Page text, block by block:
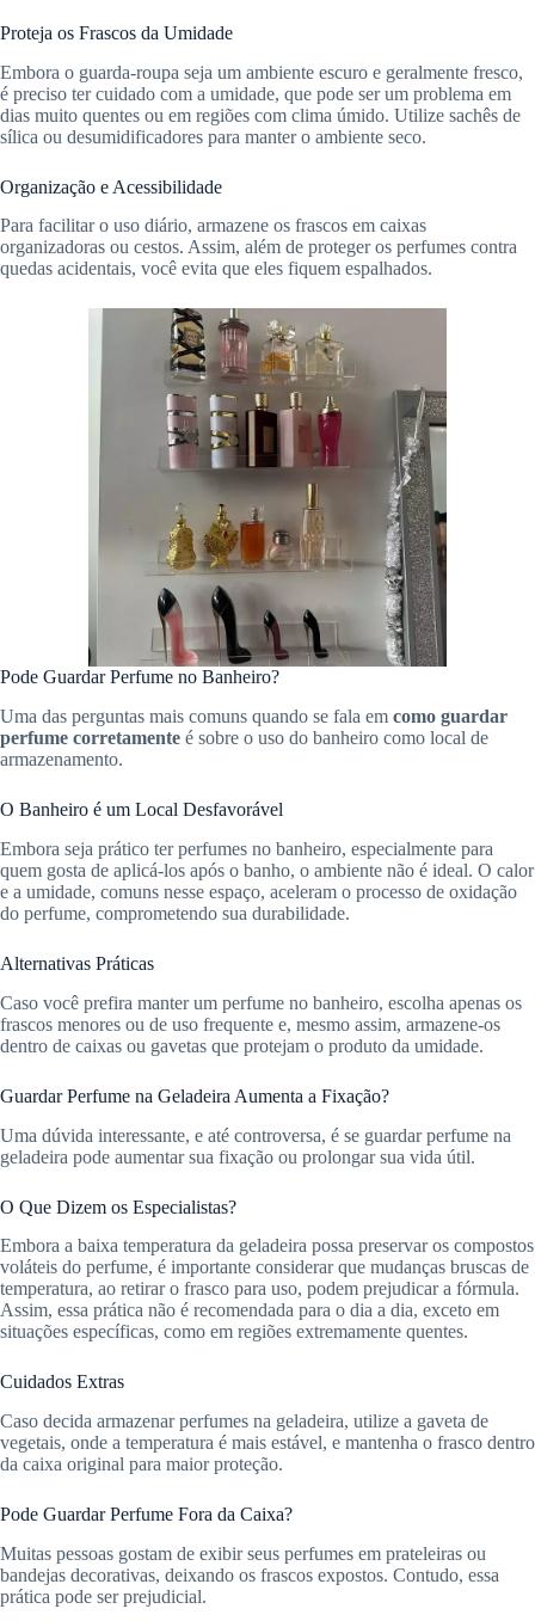
Proteja os Frascos da Umidade
Embora o guarda-roupa seja um ambiente escuro e geralmente fresco,
é preciso ter cuidado com a umidade, que pode ser um problema em
dias muito quentes ou em regiões com clima úmido. Utilize sachês de
sílica ou desumidificadores para manter o ambiente seco.
Organização e Acessibilidade
Para facilitar o uso diário, armazene os frascos em caixas
organizadoras ou cestos. Assim, além de proteger os perfumes contra
quedas acidentais, você evita que eles fiquem espalhados.
Pode Guardar Perfume no Banheiro?
Uma das perguntas mais comuns quando se fala em como guardar
perfume corretamente é sobre o uso do banheiro como local de
armazenamento.
O Banheiro é um Local Desfavorável
Embora seja prático ter perfumes no banheiro, especialmente para
quem gosta de aplicá-los após o banho, o ambiente não é ideal. O calor
e a umidade, comuns nesse espaço, aceleram o processo de oxidação
do perfume, comprometendo sua durabilidade.
Alternativas Práticas
Caso você prefira manter um perfume no banheiro, escolha apenas os
frascos menores ou de uso frequente e, mesmo assim, armazene-os
dentro de caixas ou gavetas que protejam o produto da umidade.
Guardar Perfume na Geladeira Aumenta a Fixação?
Uma dúvida interessante, e até controversa, é se guardar perfume na
geladeira pode aumentar sua fixação ou prolongar sua vida útil.
O Que Dizem os Especialistas?
Embora a baixa temperatura da geladeira possa preservar os compostos
voláteis do perfume, é importante considerar que mudanças bruscas de
temperatura, ao retirar o frasco para uso, podem prejudicar a fórmula.
Assim, essa prática não é recomendada para o dia a dia, exceto em
situações específicas, como em regiões extremamente quentes.
Cuidados Extras
Caso decida armazenar perfumes na geladeira, utilize a gaveta de
vegetais, onde a temperatura é mais estável, e mantenha o frasco dentro
da caixa original para maior proteção.
Pode Guardar Perfume Fora da Caixa?
Muitas pessoas gostam de exibir seus perfumes em prateleiras ou
bandejas decorativas, deixando os frascos expostos. Contudo, essa
prática pode ser prejudicial.